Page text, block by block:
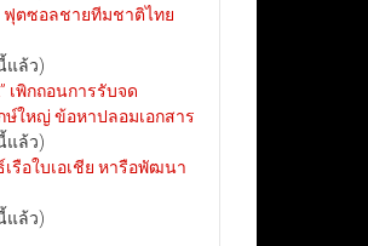
ฟุตซอลชายทีมชาติไทย
แล้ว)
เพิกถอนการรับจด
ใหญ่ ข้อหาปลอมเอกสาร
แล้ว)
รือใบเอเชีย หารือพัฒนา
แล้ว)